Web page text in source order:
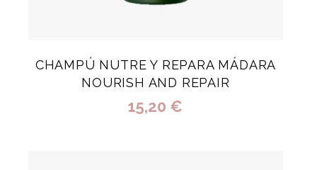
CHAMPÚ NUTRE Y REPARA MÁDARA
NOURISH AND REPAIR
15,20 €